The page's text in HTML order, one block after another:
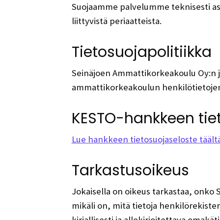
Suojaamme palvelumme teknisesti
liittyvistä periaatteista.
Tietosuojapolitiikka
Seinäjoen Ammattikorkeakoulu
ammattikorkeakoulun
KESTO-hankkeen
Lue hankkeen tietosuojaseloste
Tarkastusoikeus
Jokaisella on oikeus tarkastaa,
mikäli on, mitä tietoja